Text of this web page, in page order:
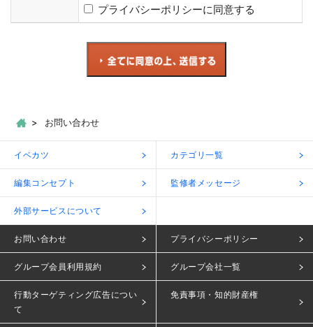
プライバシーポリシーに同意する
お問い合わせ
イベカツ カテゴリ一覧
編集コンセプト 監修者メッセージ
外部サービスについて
お問い合わせ プライバシーポリシー
グループ会員利用規約 グループ会社一覧
行動ターゲティング広告につい
て
免責事項・知的財産権